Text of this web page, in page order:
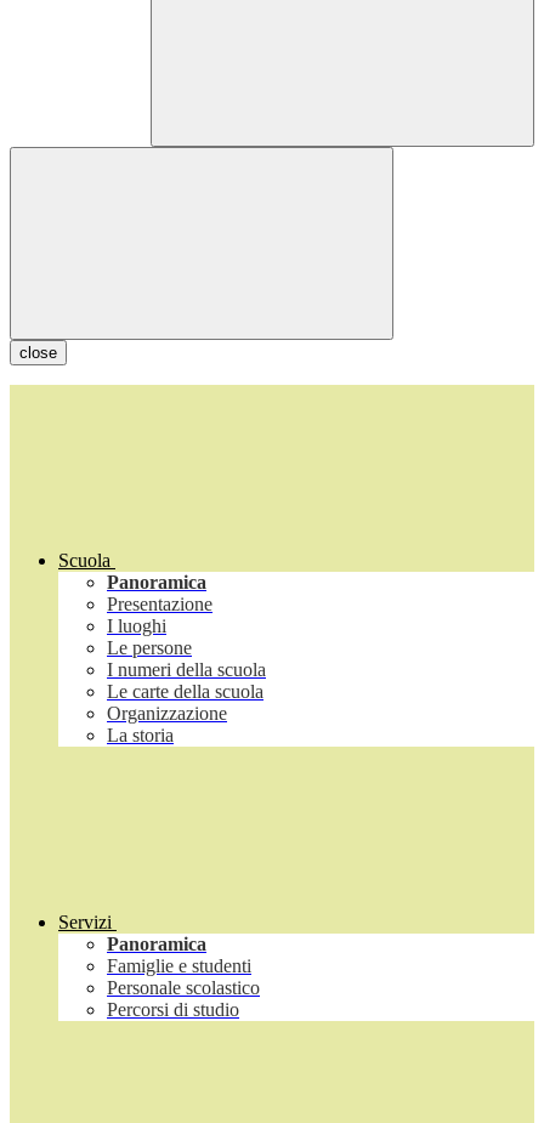
close
Scuola
Panoramica
Presentazione
I luoghi
Le persone
I numeri della scuola
Le carte della scuola
Organizzazione
La storia
Servizi
Panoramica
Famiglie e studenti
Personale scolastico
Percorsi di studio